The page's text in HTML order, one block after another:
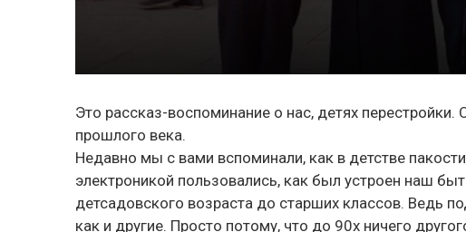
Это рассказ-воспоминание о нас, детях
прошлого века.
Недавно мы с вами вспоминали, как в детстве
электроникой пользовались, как был устроен наш
детсадовского возраста до старших классов. Ведь
как и другие. Просто потому, что до 90х ничего